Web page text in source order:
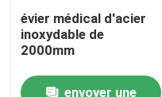
Produits
Au sujet de nous
évier médical d'acier
inoxydable de
2000mm
envoyer une